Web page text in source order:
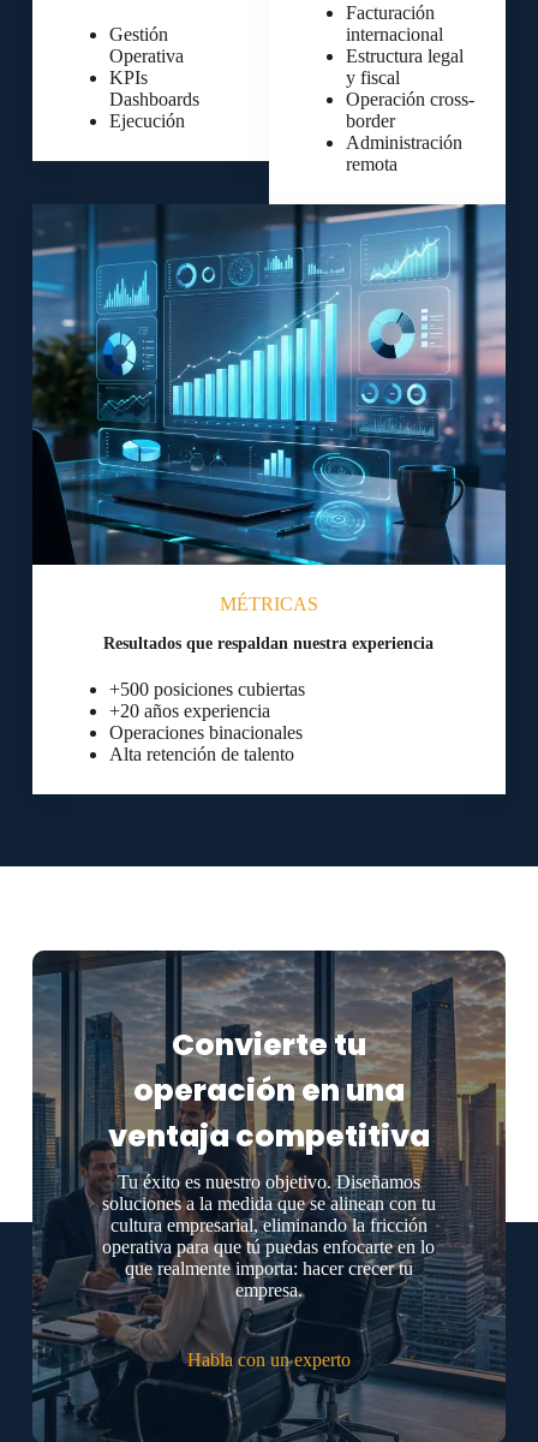
Gestión
Operativa
KPIs
Dashboards
Ejecución
Facturación
internacional
Estructura legal
y fiscal
Operación cross-
border
Administración
remota
MÉTRICAS
Resultados que respaldan nuestra experiencia
+500 posiciones cubiertas
+20 años experiencia
Operaciones binacionales
Alta retención de talento
Convierte tu
operación en una
ventaja competitiva
Tu éxito es nuestro objetivo. Diseñamos
soluciones a la medida que se alinean con tu
cultura empresarial, eliminando la fricción
operativa para que tú puedas enfocarte en lo
que realmente importa: hacer crecer tu
empresa.
Habla con un experto